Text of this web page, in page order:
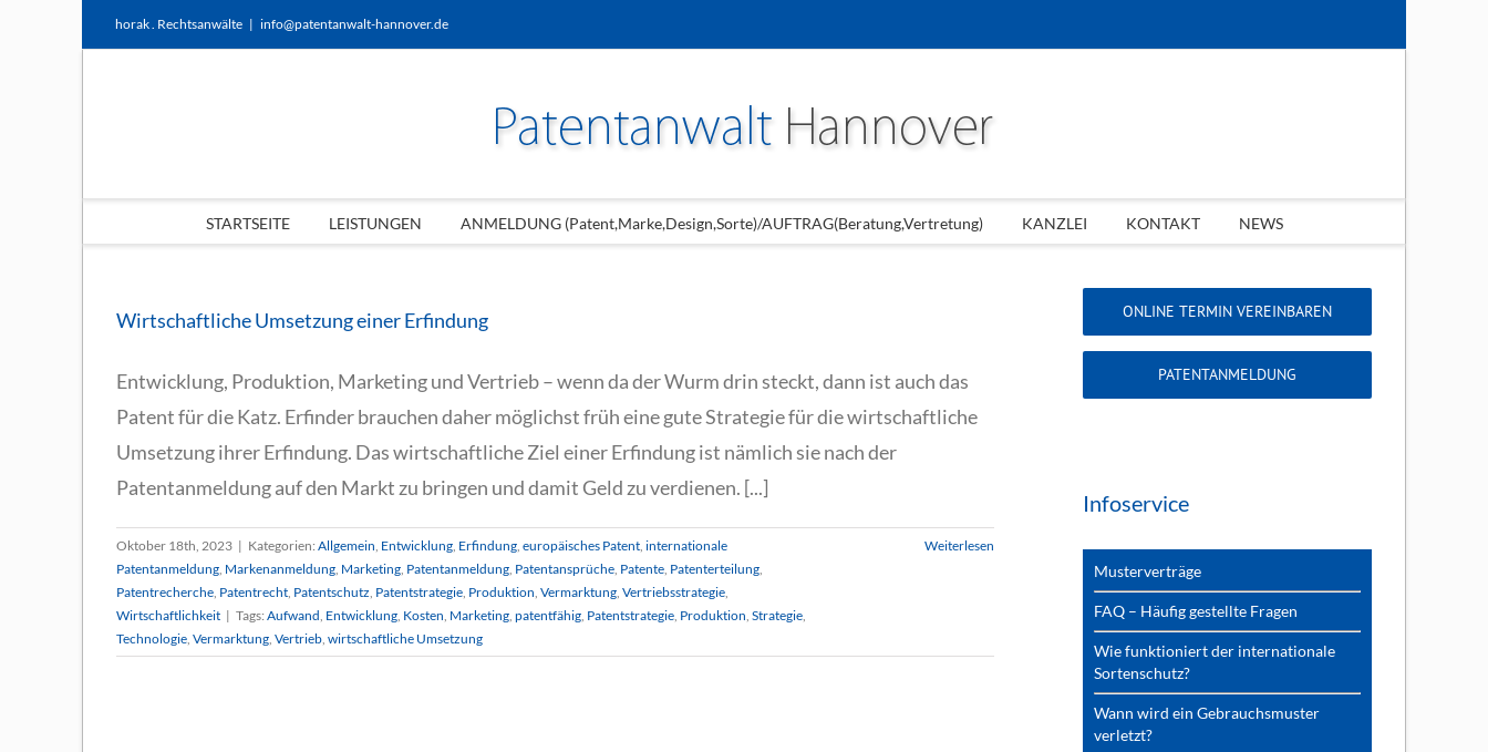
horak . Rechtsanwälte | info@patentanwalt-hannover.de
STARTSEITE LEISTUNGEN ANMELDUNG (Patent,Marke,Design,Sorte)/AUFTRAG(Beratung,Vertretung) KANZLEI KONTAKT NEWS
Wirtschaftliche Umsetzung einer Erfindung
Entwicklung, Produktion, Marketing und Vertrieb – wenn da der Wurm drin steckt, dann ist auch das
Patent für die Katz. Erfinder brauchen daher möglichst früh eine gute Strategie für die wirtschaftliche
Umsetzung ihrer Erfindung. Das wirtschaftliche Ziel einer Erfindung ist nämlich sie nach der
Patentanmeldung auf den Markt zu bringen und damit Geld zu verdienen. [...]
Oktober 18th, 2023 | Kategorien: Allgemein, Entwicklung, Erfindung, europäisches Patent, internationale
Patentanmeldung, Markenanmeldung, Marketing, Patentanmeldung, Patentansprüche, Patente, Patenterteilung,
Patentrecherche, Patentrecht, Patentschutz, Patentstrategie, Produktion, Vermarktung, Vertriebsstrategie,
Wirtschaftlichkeit | Tags: Aufwand, Entwicklung, Kosten, Marketing, patentfähig, Patentstrategie, Produktion, Strategie,
Technologie, Vermarktung, Vertrieb, wirtschaftliche Umsetzung
Weiterlesen
ONLINE TERMIN VEREINBAREN
PATENTANMELDUNG
Infoservice
Musterverträge
FAQ – Häufig gestellte Fragen
Wie funktioniert der internationale
Sortenschutz?
Wann wird ein Gebrauchsmuster
verletzt?